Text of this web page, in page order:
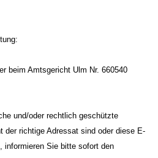
beim Amtsgericht Ulm Nr. 660540
und/oder rechtlich geschützte
der richtige Adressat sind oder diese E-
informieren Sie bitte sofort den